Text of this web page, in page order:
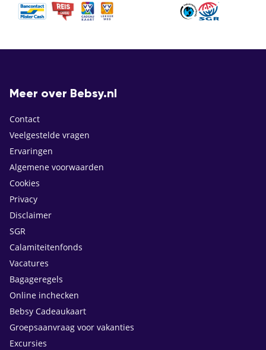
Meer over Bebsy.nl
Contact
Veelgestelde vragen
Ervaringen
Algemene voorwaarden
Cookies
Privacy
Disclaimer
SGR
Calamiteitenfonds
Vacatures
Bagageregels
Online inchecken
Bebsy Cadeaukaart
Groepsaanvraag voor vakanties
Excursies